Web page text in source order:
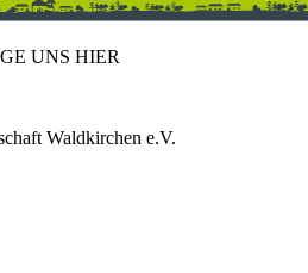
UNS HIER
Waldkirchen e.V.